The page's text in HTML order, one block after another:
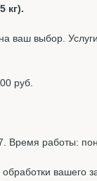
кг).
ваш выбор.
руб.
Время работы:
вашего